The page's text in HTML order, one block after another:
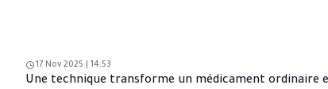
17 Nov 2025 | 14:53
Une technique transforme un médicament ordinaire